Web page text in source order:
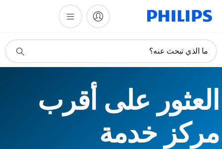
دعم
ما الذي تبحث عنه؟
العثور على أقرب
مركز خدمة